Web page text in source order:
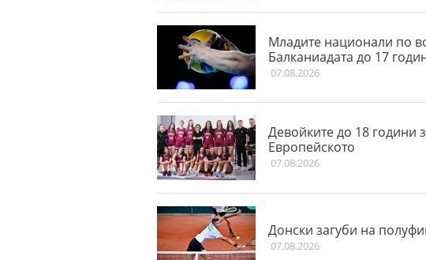
Младите национали по
Балканиадата до 17
07.08.2026
Девойките до 18 години
Европейското
07.08.2026
Донски загуби на
07.08.2026